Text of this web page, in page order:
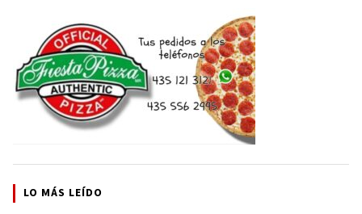
LO MÁS LEÍDO